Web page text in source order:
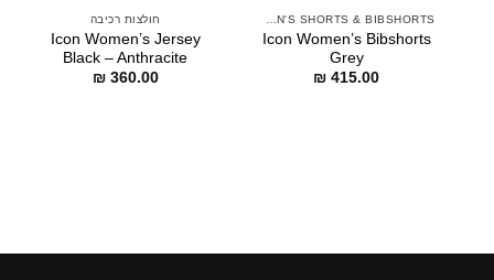
Icon Women’s Bibshorts
Grey
₪ 415.00
חולצות רכיבה
Icon Women’s Jersey
Black – Anthracite
₪360.00